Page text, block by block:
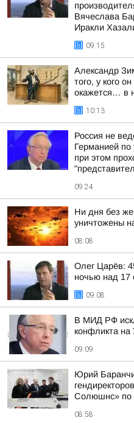
Вячеслава
Иракли
09:15
Александр
того, у кого
окажется… в
10:13
Россия не
Германией по
при этом
09:24
Ни дня без
уничтожены
08:08
Олег Царёв:
ночью над 17
09:08
В МИД РФ
конфликта на
09:09
Юрий
Солюшнс» по
08:58